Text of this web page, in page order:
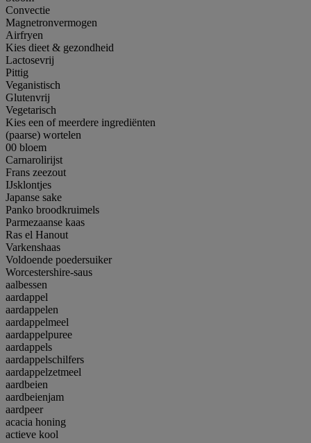
Convectie
Magnetronvermogen
Airfryen
Kies dieet & gezondheid
Lactosevrij
Pittig
Veganistisch
Glutenvrij
Vegetarisch
Kies een of meerdere ingrediënten
(paarse) wortelen
00 bloem
Carnarolirijst
Frans zeezout
IJsklontjes
Japanse sake
Panko broodkruimels
Parmezaanse kaas
Ras el Hanout
Varkenshaas
Voldoende poedersuiker
Worcestershire-saus
aalbessen
aardappel
aardappelen
aardappelmeel
aardappelpuree
aardappels
aardappelschilfers
aardappelzetmeel
aardbeien
aardbeienjam
aardpeer
acacia honing
actieve kool